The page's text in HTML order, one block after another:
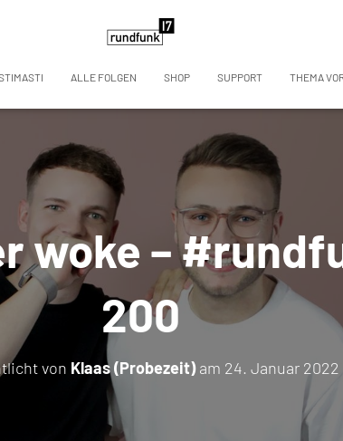
ALLE FOLGEN SHOP SUPPORT THEMA
woke –
200
von Klaas (Probezeit)am 24. Januar 2022